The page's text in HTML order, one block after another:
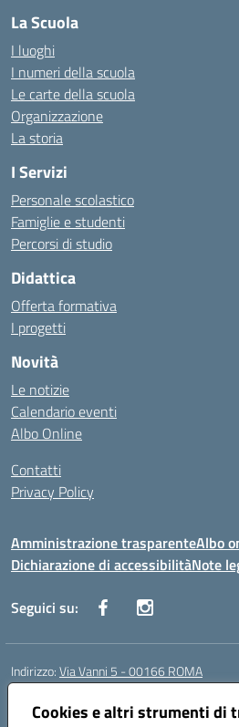
Cookies e altri strumenti di
La Scuola
I luoghi
I numeri della scuola
Le carte della scuola
Organizzazione
La storia
I Servizi
Personale scolastico
Famiglie e studenti
Percorsi di studio
Didattica
Offerta formativa
I progetti
Novità
Le notizie
Calendario eventi
Albo Online
Contatti
Privacy Policy
Amministrazione trasparenteAlbo
Dichiarazione di accessibilitàNote
Seguici su:
Indirizzo:Via Vanni 5 - 00166 ROMA
Centralino:
Posta elettronica certificata (PEC):